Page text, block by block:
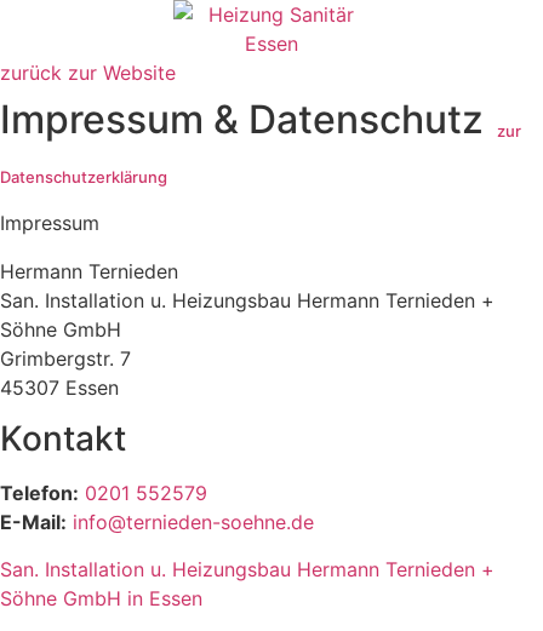
zurück zur Website
Impressum & Datenschutz zur
Datenschutzerklärung
Impressum
Hermann Ternieden
San. Installation u. Heizungsbau Hermann Ternieden +
Söhne GmbH
Grimbergstr. 7
45307 Essen
Kontakt
Telefon: 0201 552579
E-Mail: info@ternieden-soehne.de
San. Installation u. Heizungsbau Hermann Ternieden +
Söhne GmbH in Essen